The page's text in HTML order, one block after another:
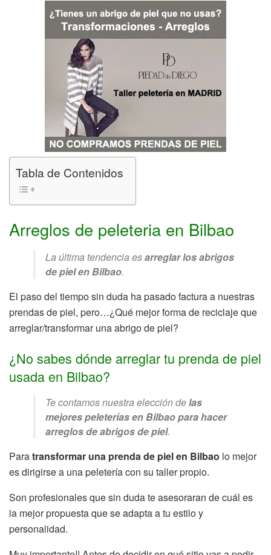
Tabla de Contenidos
Arreglos de peleteria en Bilbao
La última tendencia esarreglar los abrigos
de piel en Bilbao.
El paso del tiempo sin duda ha pasado factura a nuestras
prendas de piel, pero…¿Qué mejor forma de reciclaje que
arreglar/transformar una abrigo de piel?
¿No sabes dónde arreglar tu prenda de piel
usada en Bilbao?
Te contamos nuestra elección delas
mejores peleterías en Bilbao para hacer
arreglos de abrigos de piel.
Paratransformar una prenda de piel en Bilbao lo mejor
es dirigirse a una peletería con su taller propio.
Son profesionales que sin duda te asesoraran de cuál es
la mejor propuesta que se adapta a tu estilo y
personalidad.